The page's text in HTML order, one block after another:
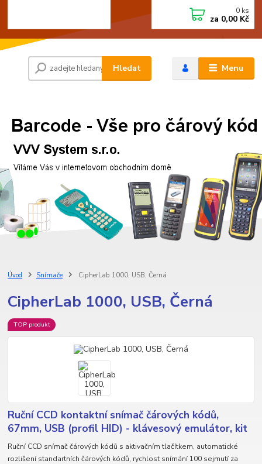
Menu
Hledat
0 ks
za 0,00 Kč
Úvod Snímače CipherLab 1000, USB, Černá
CipherLab 1000, USB, Černá
TOP produkt
Ruční CCD kontaktní snímač čárových kódů,
67mm, USB (profil HID) - klávesový emulátor, kit
Ruční CCD snímač čárových kódů s aktivačním tlačítkem, automatické
rozlišení standartních čárových kódů, rychlost snímání 100 sejmutí za